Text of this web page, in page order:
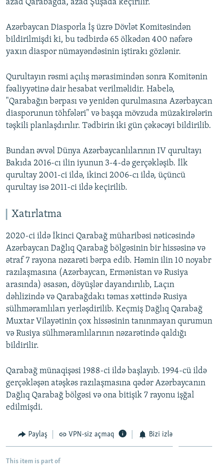
azad Qarabağda, azad Şuşada keçirilir.
Azərbaycan Diasporla İş üzrə Dövlət Komitəsindən
bildirilmişdi ki, bu tədbirdə 65 ölkədən 400 nəfərə
yaxın diaspor nümayəndəsinin iştirakı gözlənir.
Qurultayın rəsmi açılış mərasimindən sonra Komitənin
fəaliyyətinə dair hesabat verilməlidir. Habelə,
"Qarabağın bərpası və yenidən qurulmasına Azərbaycan
diasporunun töhfələri" və başqa mövzuda müzakirələrin
təşkili planlaşdırılır. Tədbirin iki gün çəkəcəyi bildirilib.
Bundan əvvəl Dünya Azərbaycanlılarının IV qurultayı
Bakıda 2016-cı ilin iyunun 3-4-də gerçəkləşib. İlk
qurultay 2001-ci ildə, ikinci 2006-cı ildə, üçüncü
qurultay isə 2011-ci ildə keçirilib.
Xatırlatma
2020-ci ildə İkinci Qarabağ müharibəsi nəticəsində
Azərbaycan Dağlıq Qarabağ bölgəsinin bir hissəsinə və
ətraf 7 rayona nəzarəti bərpa edib. Həmin ilin 10 noyabr
razılaşmasına (Azərbaycan, Ermənistan və Rusiya
arasında) əsasən, döyüşlər dayandırılıb, Laçın
dəhlizində və Qarabağdakı təmas xəttində Rusiya
sülhməramlıları yerləşdirilib. Keçmiş Dağlıq Qarabağ
Muxtar Vilayətinin çox hissəsinin tanınmayan qurumun
və Rusiya sülhməramlılarının nəzarətində qaldığı
bildirilir.
Qarabağ münaqişəsi 1988-ci ildə başlayıb. 1994-cü ildə
gerçəkləşən atəşkəs razılaşmasına qədər Azərbaycanın
Dağlıq Qarabağ bölgəsi və ona bitişik 7 rayonu işğal
edilmişdi.
Paylaş VPN-siz açmaq Bizi izlə
This item is part of